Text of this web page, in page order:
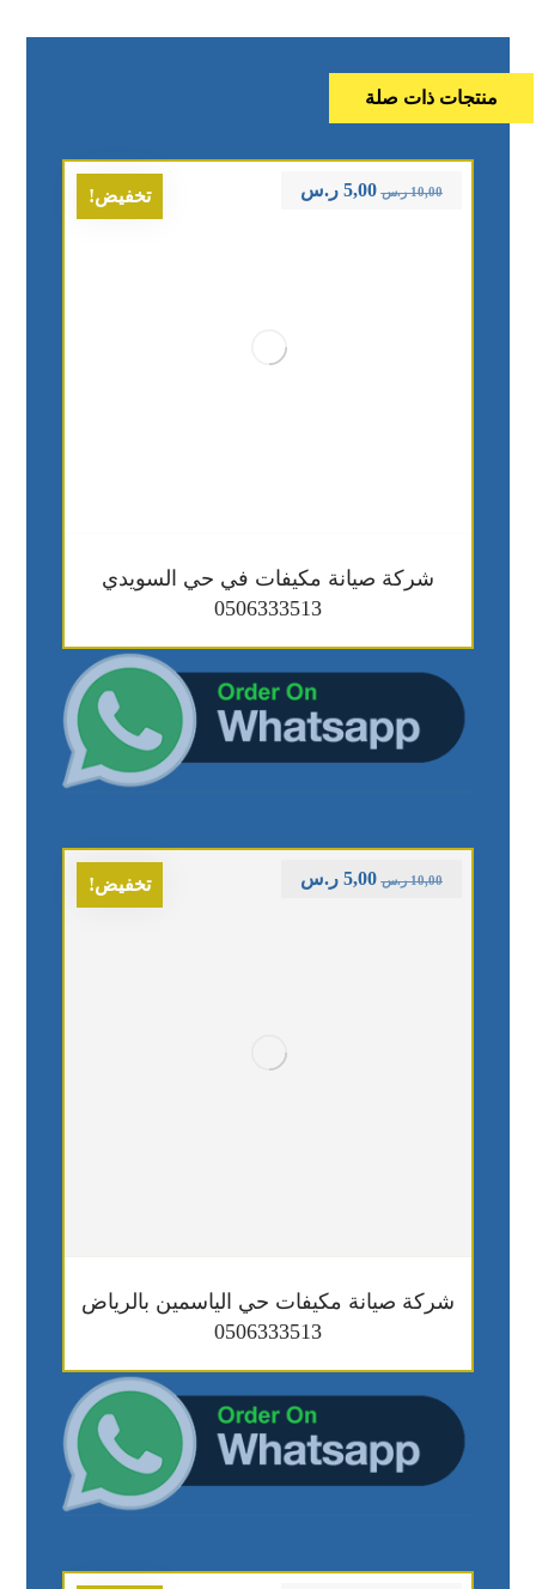
منتجات ذات صلة
تخفيض!
شركة صيانة مكيفات في حي السويدي
0506333513
10,00 ر.س 5,00 ر.س
تخفيض!
شركة صيانة مكيفات حي الياسمين بالرياض
0506333513
10,00 ر.س 5,00 ر.س